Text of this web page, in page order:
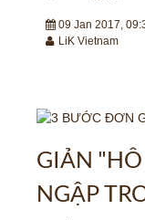
09 Jan 2017,
LiK Vietnam
GIẢN
NGẬP